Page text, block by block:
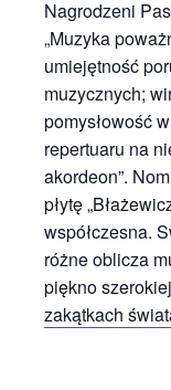
Nagrodzeni
„Muzyka
umiejętność
muzycznych;
pomysłowość
repertuaru na
akordeon”.
płytę
współczesna.
różne oblicza
piękno
zakątkach